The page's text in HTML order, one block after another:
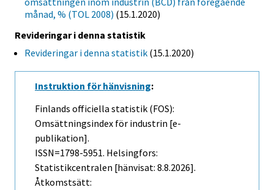
månad, % (TOL 2008) (15.1.2020)
Revideringar i denna statistik
Revideringar i denna statistik (15.1.2020)
Instruktion för hänvisning:
Finlands officiella statistik (FOS):
Omsättningsindex för industrin [e-
publikation].
ISSN=1798-5951. Helsingfors:
Statistikcentralen [hänvisat: 8.8.2026].
Åtkomstsätt: